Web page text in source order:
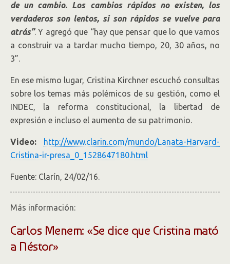
de un cambio. Los cambios rápidos no existen, los
verdaderos son lentos, si son rápidos se vuelve para
atrás”. Y agregó que “hay que pensar que lo que vamos
a construir va a tardar mucho tiempo, 20, 30 años, no
3”.
En ese mismo lugar, Cristina Kirchner escuchó consultas
sobre los temas más polémicos de su gestión, como el
INDEC, la reforma constitucional, la libertad de
expresión e incluso el aumento de su patrimonio.
Video:
http://www.clarin.com/mundo/Lanata-Harvard-
Cristina-ir-presa_0_1528647180.html
Fuente: Clarín, 24/02/16.
Más información:
Carlos Menem: «Se dice que Cristina mató
a Néstor»